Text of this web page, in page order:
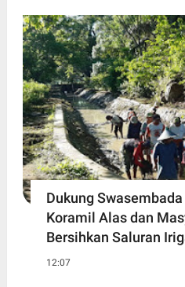
Dukung
Koramil Alas dan
Bersihkan Saluran
12:07